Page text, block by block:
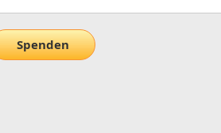
Spenden